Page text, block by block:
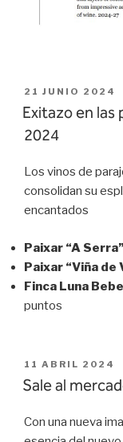
PUBLICADO
EL
21 JUNIO 2024
Exitazo en las
2024
Los vinos de
consolidan su
encantados
Paixar “A
Paixar “Viña de
Finca Luna
puntos
PUBLICADO
EL
11 ABRIL 2024
Sale al
Con una nueva